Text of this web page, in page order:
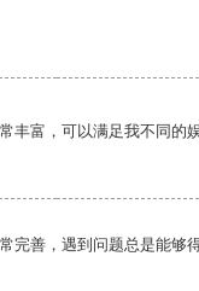
丰富，可以满足我不同的娱
完善，遇到问题总是能够